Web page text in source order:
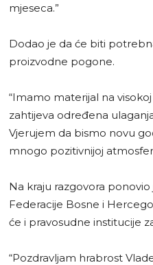
mjeseca.”
Dodao je da će biti
proizvodne pogone.
“Imamo materijal na
zahtijeva određena
Vjerujem da bismo novu
mnogo pozitivnijoj
Na kraju razgovora
Federacije Bosne i
će i pravosudne institucije
“Pozdravljam hrabrost